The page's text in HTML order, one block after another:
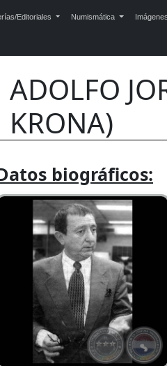
Editoriales Numismática
ADOLFO
KRONA)
biográficos: